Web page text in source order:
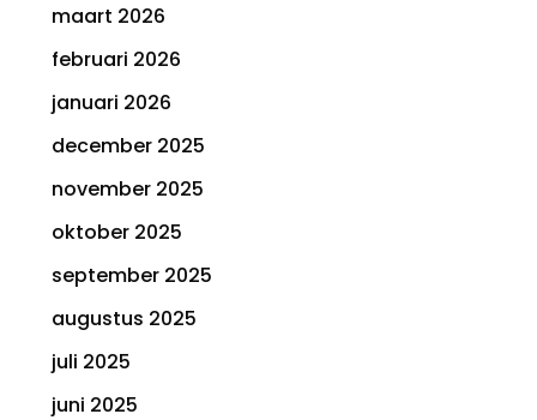
maart 2026
februari 2026
januari 2026
december 2025
november 2025
oktober 2025
september 2025
augustus 2025
juli 2025
juni 2025